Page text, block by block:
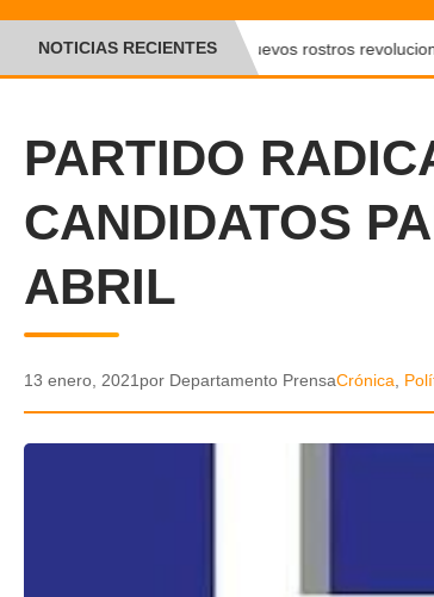
NOTICIAS RECIENTESNuevos rostros
PARTIDO
CANDIDATOS
ABRIL
13 enero, 2021 por Departamento PrensaCrónica